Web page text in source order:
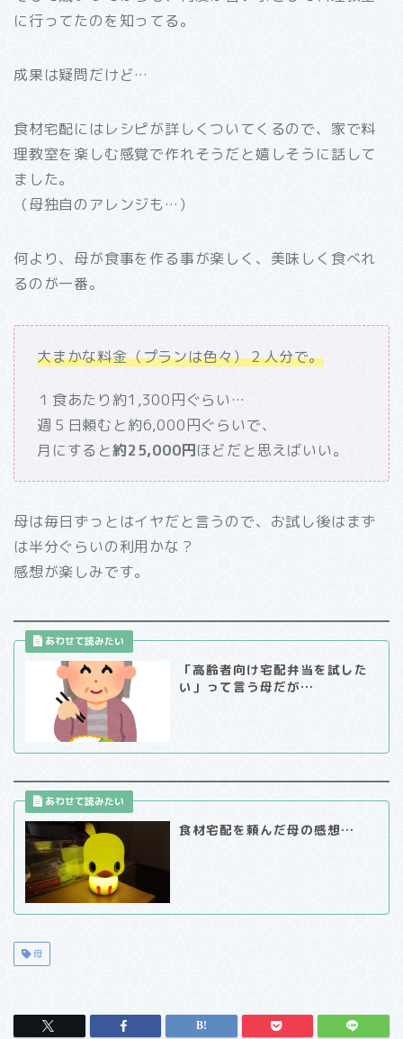
に行ってたのを知ってる。
成果は疑問だけど…
食材宅配にはレシピが詳しくついてくるので、家で料
理教室を楽しむ感覚で作れそうだと嬉しそうに話して
ました。
（母独自のアレンジも…）
何より、母が食事を作る事が楽しく、美味しく食べれ
るのが一番。
大まかな料金（プランは色々）２人分で。
１食あたり約1,300円ぐらい…
週５日頼むと約6,000円ぐらいで、
月にすると約25,000円ほどだと思えばいい。
母は毎日ずっとはイヤだと言うので、お試し後はまず
は半分ぐらいの利用かな？
感想が楽しみです。
「高齢者向け宅配弁当を試した
い」って言う母だが…
食材宅配を頼んだ母の感想…
母